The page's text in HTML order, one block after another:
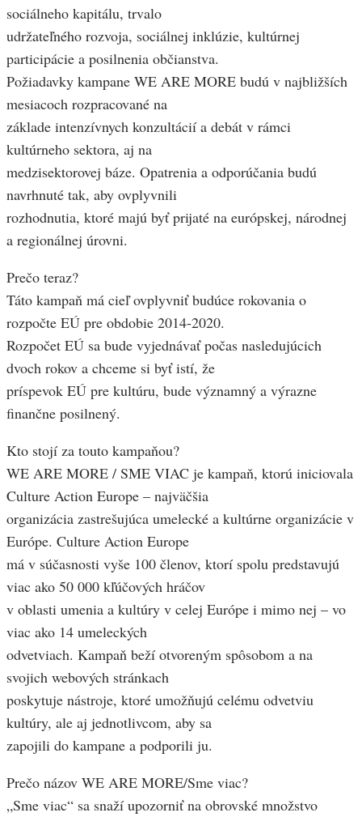
sociálneho kapitálu, trvalo
udržateľného rozvoja, sociálnej inklúzie, kultúrnej
participácie a posilnenia občianstva.
Požiadavky kampane WE ARE MORE budú v najbližších
mesiacoch rozpracované na
základe intenzívnych konzultácií a debát v rámci
kultúrneho sektora, aj na
medzisektorovej báze. Opatrenia a odporúčania budú
navrhnuté tak, aby ovplyvnili
rozhodnutia, ktoré majú byť prijaté na európskej, národnej
a regionálnej úrovni.
Prečo teraz?
Táto kampaň má cieľ ovplyvniť budúce rokovania o
rozpočte EÚ pre obdobie 2014-2020.
Rozpočet EÚ sa bude vyjednávať počas nasledujúcich
dvoch rokov a chceme si byť istí, že
príspevok EÚ pre kultúru, bude významný a výrazne
finančne posilnený.
Kto stojí za touto kampaňou?
WE ARE MORE / SME VIAC je kampaň, ktorú iniciovala
Culture Action Europe – najväčšia
organizácia zastrešujúca umelecké a kultúrne organizácie v
Európe. Culture Action Europe
má v súčasnosti vyše 100 členov, ktorí spolu predstavujú
viac ako 50 000 kľúčových hráčov
v oblasti umenia a kultúry v celej Európe i mimo nej – vo
viac ako 14 umeleckých
odvetviach. Kampaň beží otvoreným spôsobom a na
svojich webových stránkach
poskytuje nástroje, ktoré umožňujú celému odvetviu
kultúry, ale aj jednotlivcom, aby sa
zapojili do kampane a podporili ju.
Prečo názov WE ARE MORE/Sme viac?
„Sme viac“ sa snaží upozorniť na obrovské množstvo